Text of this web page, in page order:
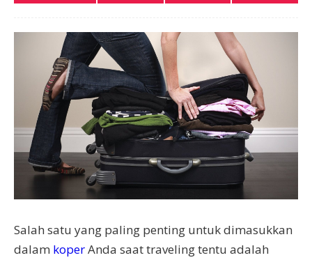
Salah satu yang paling penting untuk dimasukkan
dalam koperAnda saat traveling tentu adalah